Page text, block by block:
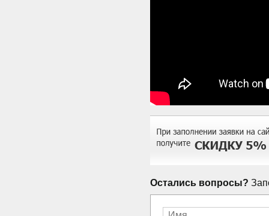
Остались вопросы?